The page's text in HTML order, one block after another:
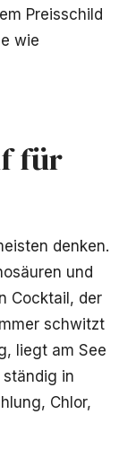
Preisschild
wie
für
denken.
und
Cocktail, der
schwitzt
liegt am See
ständig in
Chlor,